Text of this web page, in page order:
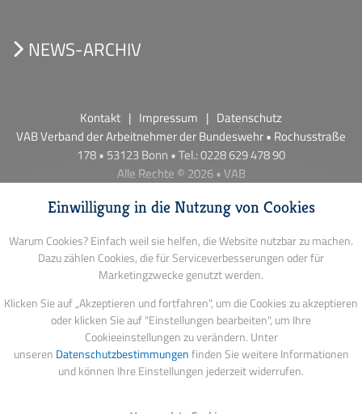
Einwilligung in die Nutzung von Cookies
Warum Cookies? Einfach weil sie helfen, die Website nutzbar zu machen.
Dazu zählen Cookies, die für Serviceverbesserungen oder für
Marketingzwecke genutzt werden.
Klicken Sie auf „Akzeptieren und fortfahren", um die Cookies zu akzeptieren
oder klicken Sie auf "Einstellungen bearbeiten", um Ihre
Cookieeinstellungen zu verändern. Unter
unseren Datenschutzbestimmungenfinden Sie weitere Informationen
und können Ihre Einstellungen jederzeit widerrufen.
NEWS-ARCHIV
Kontakt Impressum
Datenschutz
VAB Verband der Arbeitnehmer der Bundeswehr • Rochusstraße
178 • 53123 Bonn • Tel.: 0228 629 478 90
Alle Rechte © 2026 • VAB